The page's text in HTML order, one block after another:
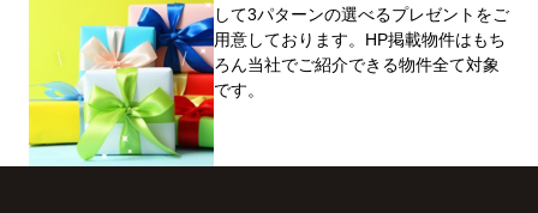
して3パターンの選べるプレゼントをご
用意しております。HP掲載物件はもち
ろん当社でご紹介できる物件全て対象
です。